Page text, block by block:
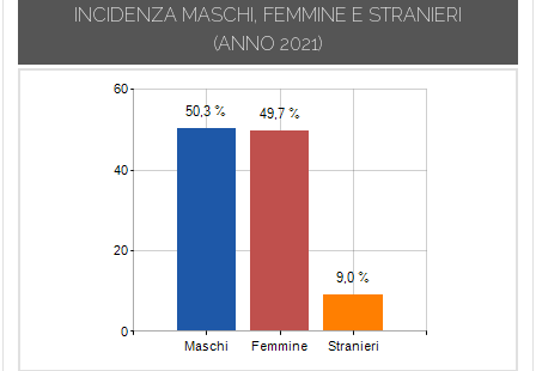
INCIDENZA MASCHI, FEMMINE E STRANIERI
(ANNO 2021)